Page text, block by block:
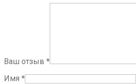
Ваш отзыв *
Имя *